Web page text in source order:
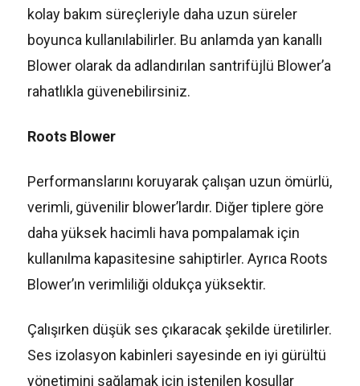
kolay bakım süreçleriyle daha uzun süreler
boyunca kullanılabilirler. Bu anlamda yan kanallı
Blower olarak da adlandırılan santrifüjlü Blower’a
rahatlıkla güvenebilirsiniz.
Roots Blower
Performanslarını koruyarak çalışan uzun ömürlü,
verimli, güvenilir blower’lardır. Diğer tiplere göre
daha yüksek hacimli hava pompalamak için
kullanılma kapasitesine sahiptirler. Ayrıca Roots
Blower’ın verimliliği oldukça yüksektir.
Çalışırken düşük ses çıkaracak şekilde üretilirler.
Ses izolasyon kabinleri sayesinde en iyi gürültü
yönetimini sağlamak için istenilen koşullar